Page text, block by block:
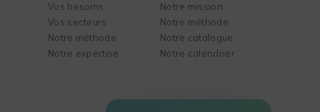
Vos besoins
Vos secteurs
Notre méthode
Notre expertise
Notre mission
Notre méthode
Notre catalogue
Notre calendrier